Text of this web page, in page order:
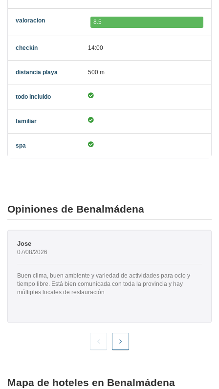
8.5
14:00
500 m
Opiniones de Benalmádena
Jose
07/08/2026
Buen clima, buen ambiente y variedad de actividades para ocio y
tiempo libre. Está bien comunicada con toda la provincia y hay
múltiples locales de restauración
Mapa de hoteles en Benalmádena